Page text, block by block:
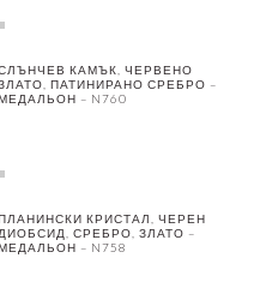
КАМЪК, ЧЕРВЕНО
ПАТИНИРАНО СРЕБРО –
– N760
КРИСТАЛ, ЧЕРЕН
ДИОБСИД, СРЕБРО, ЗЛАТО –
– N758